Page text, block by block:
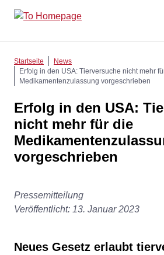
Startseite
News
Erfolg in den USA: Tierversuche nicht mehr
Medikamentenzulassung vorgeschrieben
Erfolg in den USA:
nicht mehr für die
vorgeschrieben
Pressemitteilung
Veröffentlicht: 13. Januar 2023
Neues Gesetz erlaubt